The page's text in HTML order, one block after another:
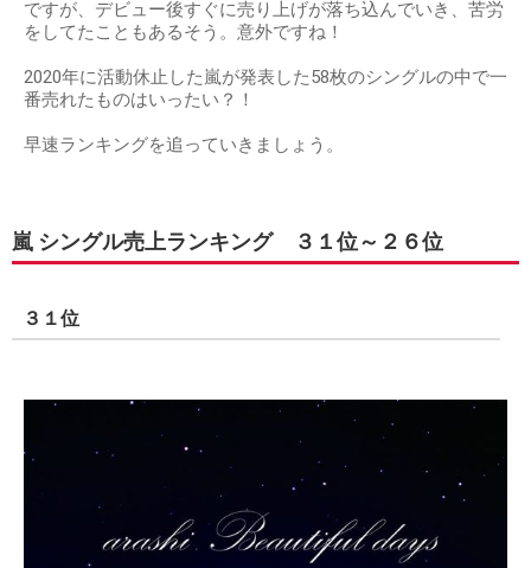
ですが、デビュー後すぐに売り上げが落ち込んでいき、苦労
をしてたこともあるそう。意外ですね！
2020年に活動休止した嵐が発表した58枚のシングルの中で一
番売れたものはいったい？！
早速ランキングを追っていきましょう。
嵐 シングル売上ランキング ３１位～２６位
３１位